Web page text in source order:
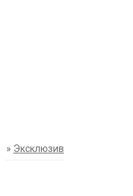
» Эксклюзив